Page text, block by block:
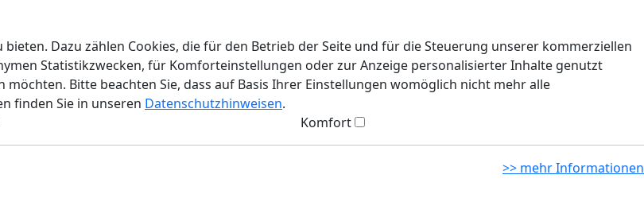
Dazu zählen Cookies, die für den Betrieb der Seite und für die Steuerung unserer kommerziellen
Statistikzwecken, für Komforteinstellungen oder zur Anzeige personalisierter Inhalte genutzt
Bitte beachten Sie, dass auf Basis Ihrer Einstellungen womöglich nicht mehr alle
finden Sie in unseren Datenschutzhinweisen.
Komfort
>> mehr Informationen